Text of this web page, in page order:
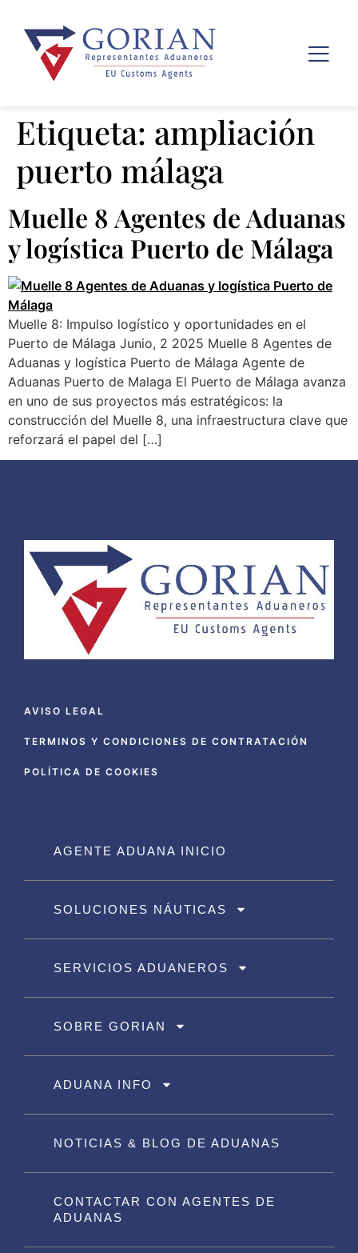
Etiqueta: ampliación
puerto málaga
Muelle 8 Agentes de Aduanas
y logística Puerto de Málaga
Muelle 8: Impulso logístico y oportunidades en el
Puerto de Málaga Junio, 2 2025 Muelle 8 Agentes de
Aduanas y logística Puerto de Málaga Agente de
Aduanas Puerto de Malaga El Puerto de Málaga avanza
en uno de sus proyectos más estratégicos: la
construcción del Muelle 8, una infraestructura clave que
reforzará el papel del […]
AVISO LEGAL
TERMINOS Y CONDICIONES DE CONTRATACIÓN
POLÍTICA DE COOKIES
AGENTE ADUANA INICIO
SOLUCIONES NÁUTICAS
SERVICIOS ADUANEROS
SOBRE GORIAN
ADUANA INFO
NOTICIAS & BLOG DE ADUANAS
CONTACTAR CON AGENTES DE
ADUANAS